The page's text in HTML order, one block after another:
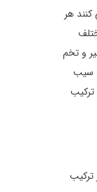
هر
و تخم
سیب
ترکیب